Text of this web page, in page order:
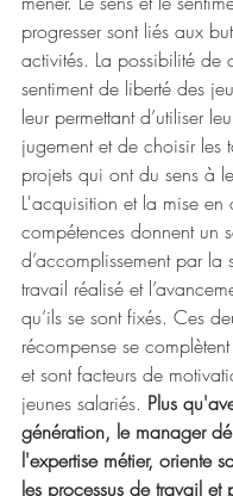
progresser sont liés aux
activités. La possibilité de
sentiment de liberté des
leur permettant d’utiliser
jugement et de choisir les
projets qui ont du sens à
L'acquisition et la mise en
compétences donnent un
d’accomplissement par la
travail réalisé et
qu’ils se sont fixés. Ces
récompense se
et sont facteurs de
jeunes salariés. Plus
génération, le manager
l'expertise métier, oriente
les processus de travail et